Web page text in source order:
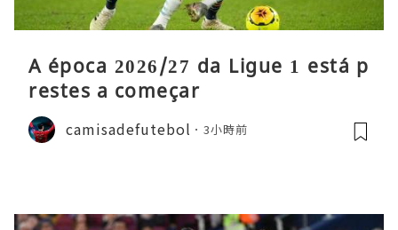
A época 2026/27 da Ligue 1 está p
restes a começar
camisadefutebol 3小時前